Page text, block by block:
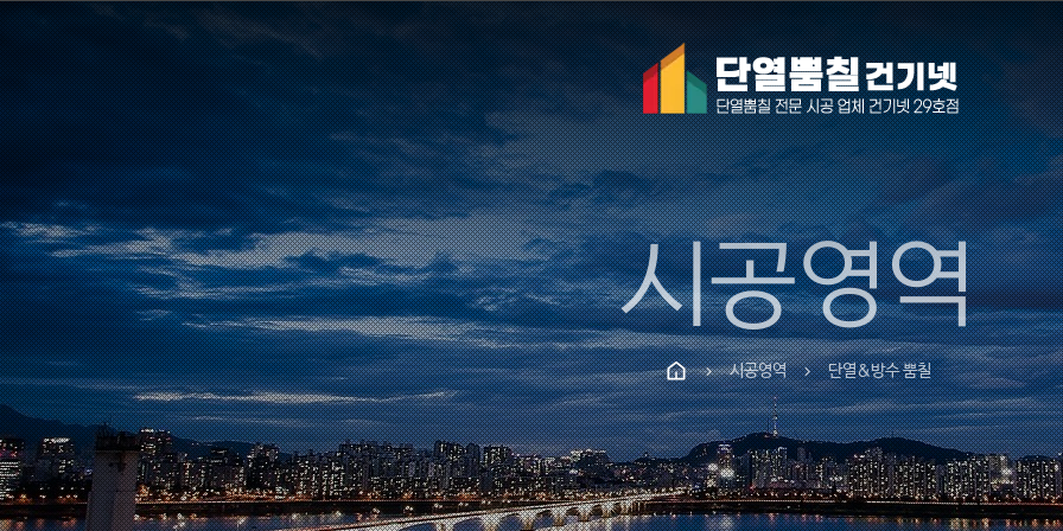
시공영역
chevron_right 시공영역 chevron_right 단열&방수 뿜칠